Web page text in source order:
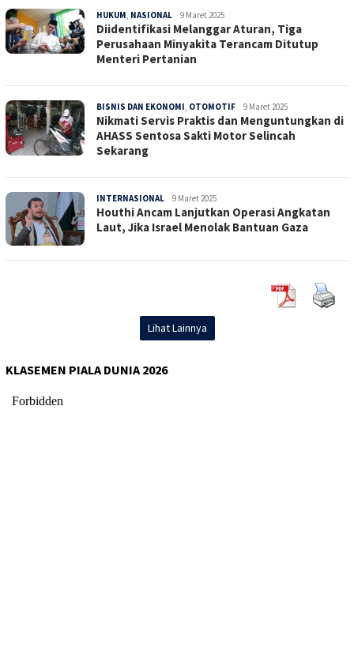
HUKUM, NASIONAL Sepucuk
Jambi
9 Maret 2025
Diidentifikasi Melanggar Aturan, Tiga
Perusahaan Minyakita Terancam Ditutup
Menteri Pertanian
BISNIS DAN EKONOMI, OTOMOTIF Sepucuk
Jambi
9 Maret 2025
Nikmati Servis Praktis dan Menguntungkan di
AHASS Sentosa Sakti Motor Selincah
Sekarang
INTERNASIONAL Sepucuk
Jambi
9 Maret 2025
Houthi Ancam Lanjutkan Operasi Angkatan
Laut, Jika Israel Menolak Bantuan Gaza
Lihat Lainnya
KLASEMEN PIALA DUNIA 2026